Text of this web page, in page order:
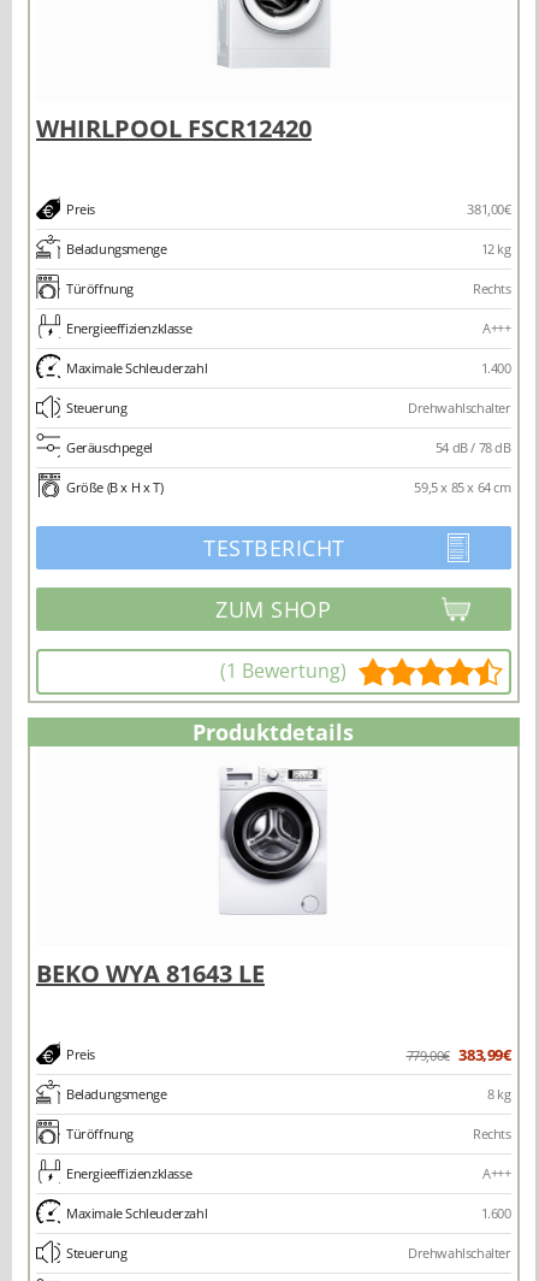
Preis 381,00€
Beladungsmenge 12 kg
Türöffnung Rechts
Energieeffizienzklasse A+++
Maximale Schleuderzahl 1.400
Steuerung Drehwahlschalter
Geräuschpegel 54 dB / 78 dB
Größe (B x H x T) 59,5 x 85 x 64 cm
TESTBERICHT
(1 Bewertung)
Produktdetails
Preis 779,00€ 383,99€
Beladungsmenge 8 kg
Türöffnung Rechts
Energieeffizienzklasse A+++
Maximale Schleuderzahl 1.600
Steuerung Drehwahlschalter